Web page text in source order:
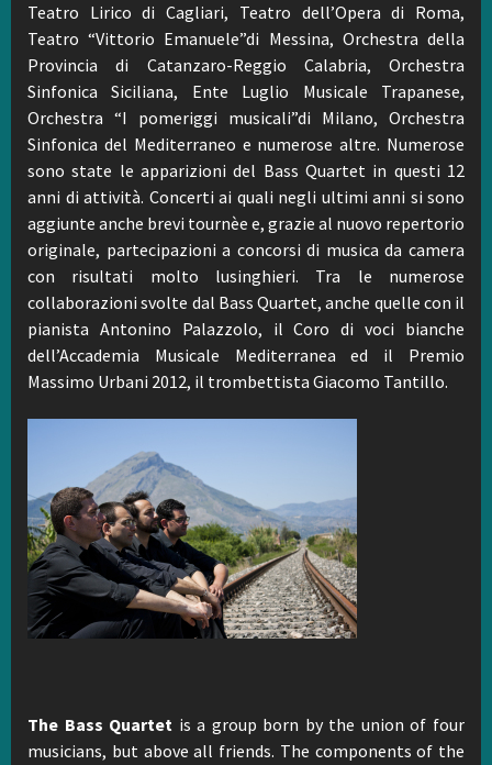
Teatro Lirico di Cagliari, Teatro dell’Opera di Roma,
Teatro “Vittorio Emanuele”di Messina, Orchestra della
Provincia di Catanzaro-Reggio Calabria, Orchestra
Sinfonica Siciliana, Ente Luglio Musicale Trapanese,
Orchestra “I pomeriggi musicali”di Milano, Orchestra
Sinfonica del Mediterraneo e numerose altre. Numerose
sono state le apparizioni del Bass Quartet in questi 12
anni di attività. Concerti ai quali negli ultimi anni si sono
aggiunte anche brevi tournèe e, grazie al nuovo repertorio
originale, partecipazioni a concorsi di musica da camera
con risultati molto lusinghieri. Tra le numerose
collaborazioni svolte dal Bass Quartet, anche quelle con il
pianista Antonino Palazzolo, il Coro di voci bianche
dell’Accademia Musicale Mediterranea ed il Premio
Massimo Urbani 2012, il trombettista Giacomo Tantillo.
The Bass Quartet is a group born by the union of four
musicians, but above all friends. The components of the